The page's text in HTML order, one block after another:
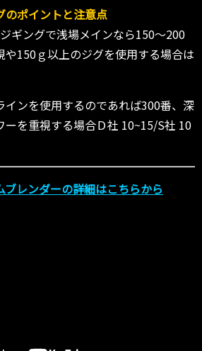
のポイントと注意点
ギングで浅場メインなら150～200
150ｇ以上のジグを使用する場合は
インを使用するのであれば300番、深
ーを重視する場合Ｄ社 10~15/S社 10
レンダーの詳細はこちらから